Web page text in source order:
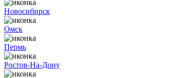
Новосибирск
Омск
Пермь
Ростов-На-Дону